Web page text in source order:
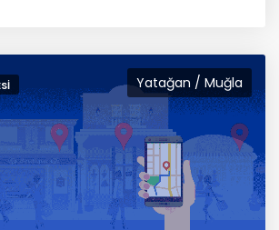
Yatağan / Muğla